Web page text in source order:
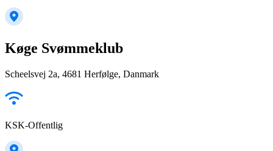
Køge Svømmeklub
Scheelsvej 2a, 4681 Herfølge, Danmark
KSK-Offentlig